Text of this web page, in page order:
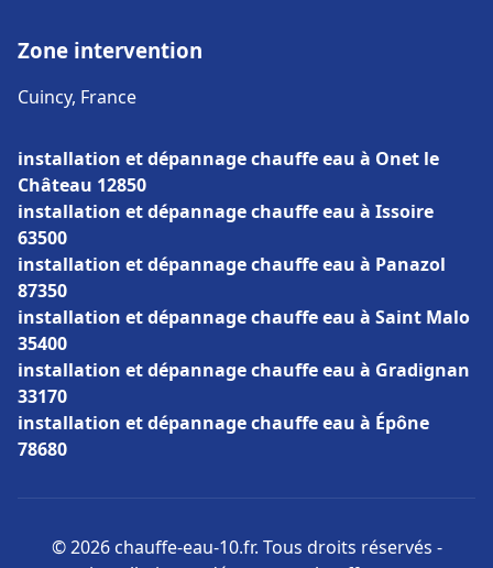
Zone intervention
Cuincy, France
installation et dépannage chauffe eau à Onet le
Château 12850
installation et dépannage chauffe eau à Issoire
63500
installation et dépannage chauffe eau à Panazol
87350
installation et dépannage chauffe eau à Saint Malo
35400
installation et dépannage chauffe eau à Gradignan
33170
installation et dépannage chauffe eau à Épône
78680
© 2026 chauffe-eau-10.fr. Tous droits réservés -